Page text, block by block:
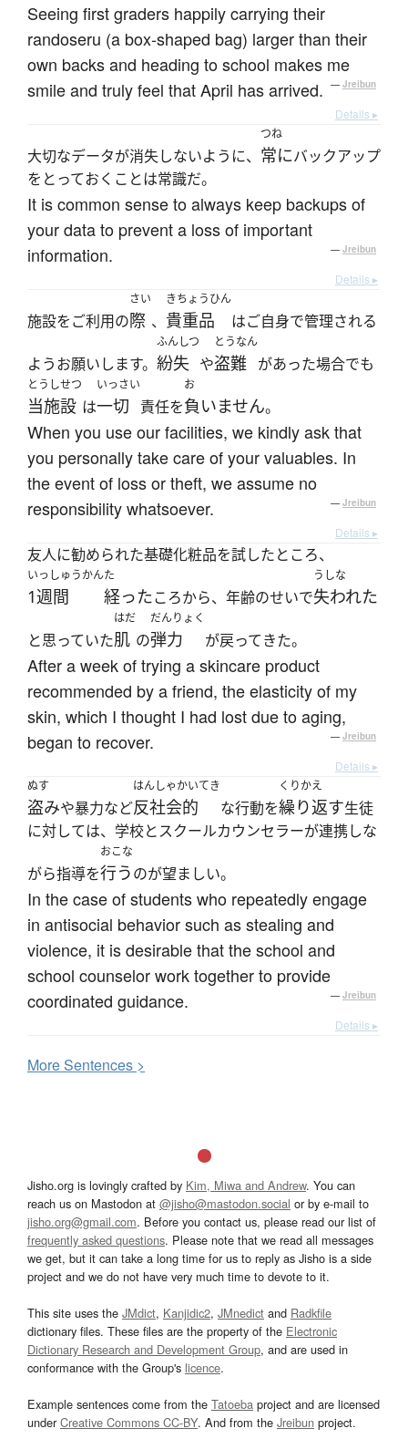
Seeing first graders happily carrying their
randoseru (a box-shaped bag) larger than their
own backs and heading to school makes me
smile and truly feel that April has arrived.
— Jreibun
Details ▸
大切なデータが消失しないように、
つね
常にバックアップ
をとっておくことは常識だ。
It is common sense to always keep backups of
your data to prevent a loss of important
information.
— Jreibun
Details ▸
施設をご利用の
さい
際 、
きちょうひん
貴重品 はご自身で管理される
ようお願いします。
ふんしつ
紛失 や
とうなん
盗難 があった場合でも
とうしせつ
当施設 は
いっさい
一切 責任を
お
負いません。
When you use our facilities, we kindly ask that
you personally take care of your valuables. In
the event of loss or theft, we assume no
responsibility whatsoever.
— Jreibun
Details ▸
友人に勧められた基礎化粧品を試したところ、
いっしゅうかん
1週間
た
経ったころから、年齢のせいで
うしな
失われた
と思っていた
はだ
肌 の
だんりょく
弾力 が戻ってきた。
After a week of trying a skincare product
recommended by a friend, the elasticity of my
skin, which I thought I had lost due to aging,
began to recover.
— Jreibun
Details ▸
ぬす
盗みや暴力など
はんしゃかいてき
反社会的 な行動を
くりかえ
繰り返す生徒
に対しては、学校とスクールカウンセラーが連携しな
がら指導を
おこな
行うのが望ましい。
In the case of students who repeatedly engage
in antisocial behavior such as stealing and
violence, it is desirable that the school and
school counselor work together to provide
coordinated guidance.
— Jreibun
Details ▸
MoreSentences >
Jisho.org is lovingly crafted by Kim, Miwa and Andrew. You can
reach us on Mastodon at @jisho@mastodon.social or by e-mail to
jisho.org@gmail.com. Before you contact us, please read our list of
frequently asked questions. Please note that we read all messages
we get, but it can take a long time for us to reply as Jisho is a side
project and we do not have very much time to devote to it.
This site uses the JMdict, Kanjidic2, JMnedict and Radkfile
dictionary files. These files are the property of the Electronic
Dictionary Research and Development Group, and are used in
conformance with the Group's licence.
Example sentences come from the Tatoeba project and are licensed
underCreative Commons CC-BY. And from the Jreibun project.